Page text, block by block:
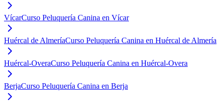
VícarCurso Peluquería Canina en Vícar
Huércal de AlmeríaCurso Peluquería Canina en Huércal de Almería
Huércal-OveraCurso Peluquería Canina en Huércal-Overa
BerjaCurso Peluquería Canina en Berja